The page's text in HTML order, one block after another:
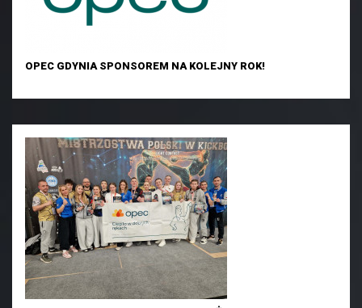
OPEC GDYNIA SPONSOREM NA KOLEJNY ROK!